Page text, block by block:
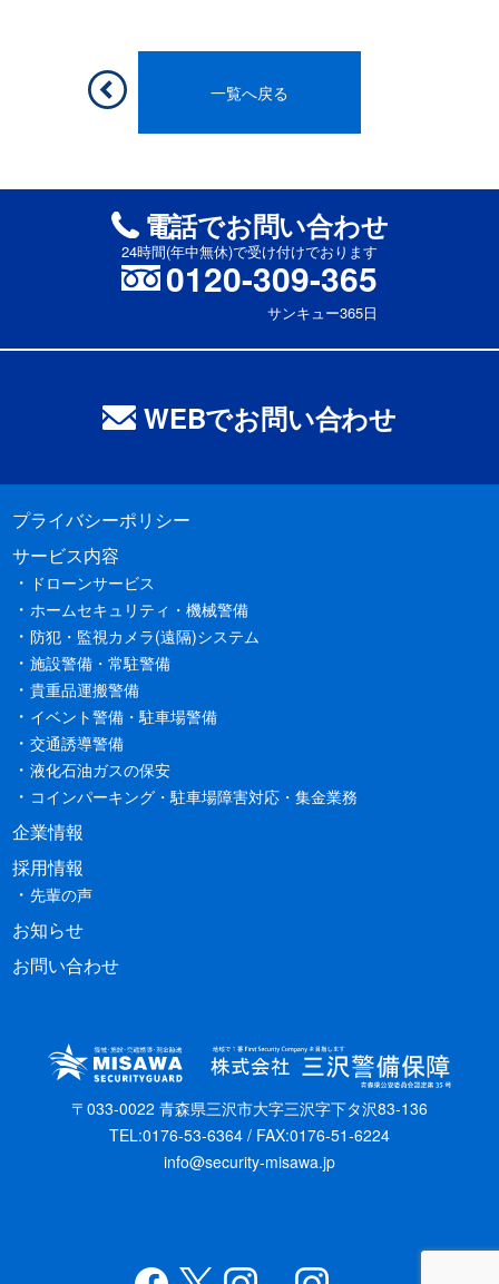
一覧へ戻る
電話でお問い合わせ
24時間(年中無休)で受け付けでおります
0120-309-365
サンキュー365日
WEBでお問い合わせ
プライバシーポリシー
サービス内容
ドローンサービス
ホームセキュリティ・機械警備
防犯・監視カメラ(遠隔)システム
施設警備・常駐警備
貴重品運搬警備
イベント警備・駐車場警備
交通誘導警備
液化石油ガスの保安
コインパーキング・駐車場障害対応・集金業務
企業情報
採用情報
先輩の声
お知らせ
お問い合わせ
〒033-0022 青森県三沢市大字三沢字下タ沢83-136
TEL:0176-53-6364 / FAX:0176-51-6224
info@security-misawa.jp